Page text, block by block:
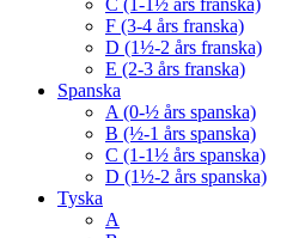
C (1-1½ års franska)
F (3-4 års franska)
D (1½-2 års franska)
E (2-3 års franska)
Spanska
A (0-½ års spanska)
B (½-1 års spanska)
C (1-1½ års spanska)
D (1½-2 års spanska)
Tyska
A